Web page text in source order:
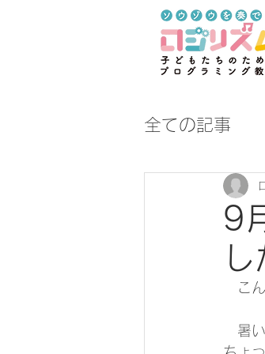
全ての記事
9
し
こん
暑い